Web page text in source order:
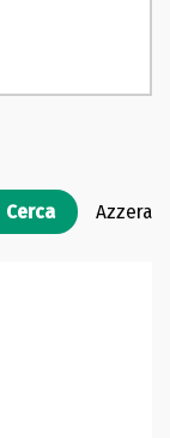
Cerca Azzera